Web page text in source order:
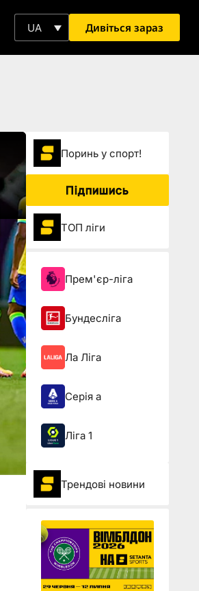
UA Дивіться зараз
Поринь у спорт!
Підпишись
ТОП ліги
Прем'єр-ліга
Бундесліга
Ла Ліга
Серія а
Ліга 1
Трендові новини